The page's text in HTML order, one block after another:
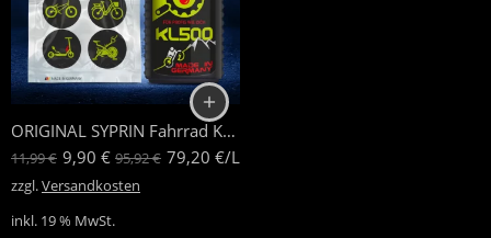
ORIGINAL SYPRIN Fahrrad Kettenöl
11,99€ 9,90 € 95,92€ 79,20 €/L
zzgl.Versandkosten
inkl. 19 % MwSt.